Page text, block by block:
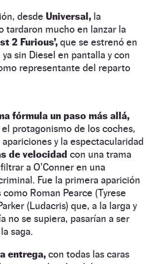
desde Universal, la
tardaron mucho en lanzar la
2 Furious’, que se estrenó en
sin Diesel en pantalla y con
representante del reparto
fórmula un paso más allá,
protagonismo de los coches,
y la espectacularidad
de velocidad con una trama
a O’Conner en una
Fue la primera aparición
Roman Pearce (Tyrese
(Ludacris) que, a la larga y
no se supiera, pasarían a ser
saga.
entrega, con todas las caras